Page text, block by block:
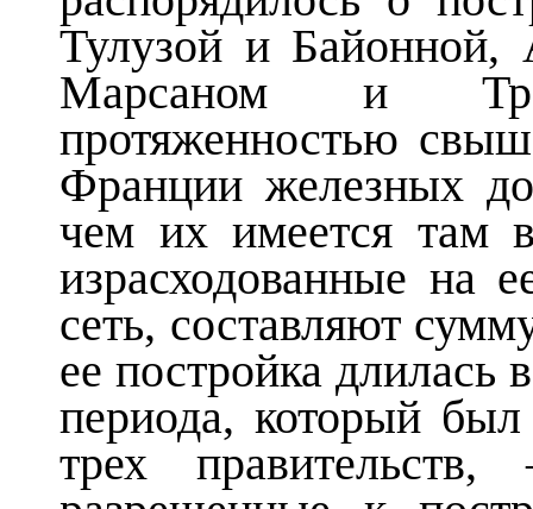
Тулузой и
Марсаном и
протяженностью
Франции железных
чем их имеется там
израсходованные на
сеть, составляют
ее постройка длилась
периода, который
трех